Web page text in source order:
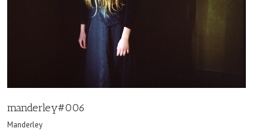
manderley#006
Manderley